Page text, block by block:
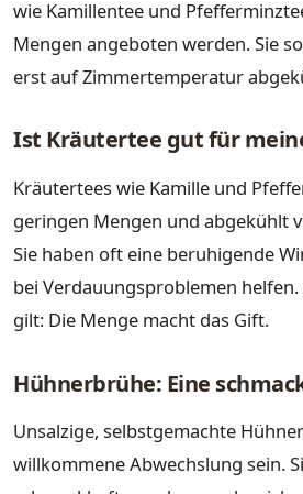
wie Kamillentee und
Mengen angeboten werden. Sie
erst auf Zimmertemperatur
Ist Kräutertee gut für
Kräutertees wie Kamille und
geringen Mengen und abgekühlt
Sie haben oft eine beruhigende
bei Verdauungsproblemen
gilt: Die Menge macht das Gift.
Hühnerbrühe: Eine
Unsalzige, selbstgemachte
willkommene Abwechslung sein.